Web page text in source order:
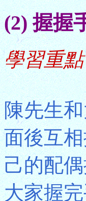
(2) 握握
學習重
陳先生
面後互
己的配
大家握